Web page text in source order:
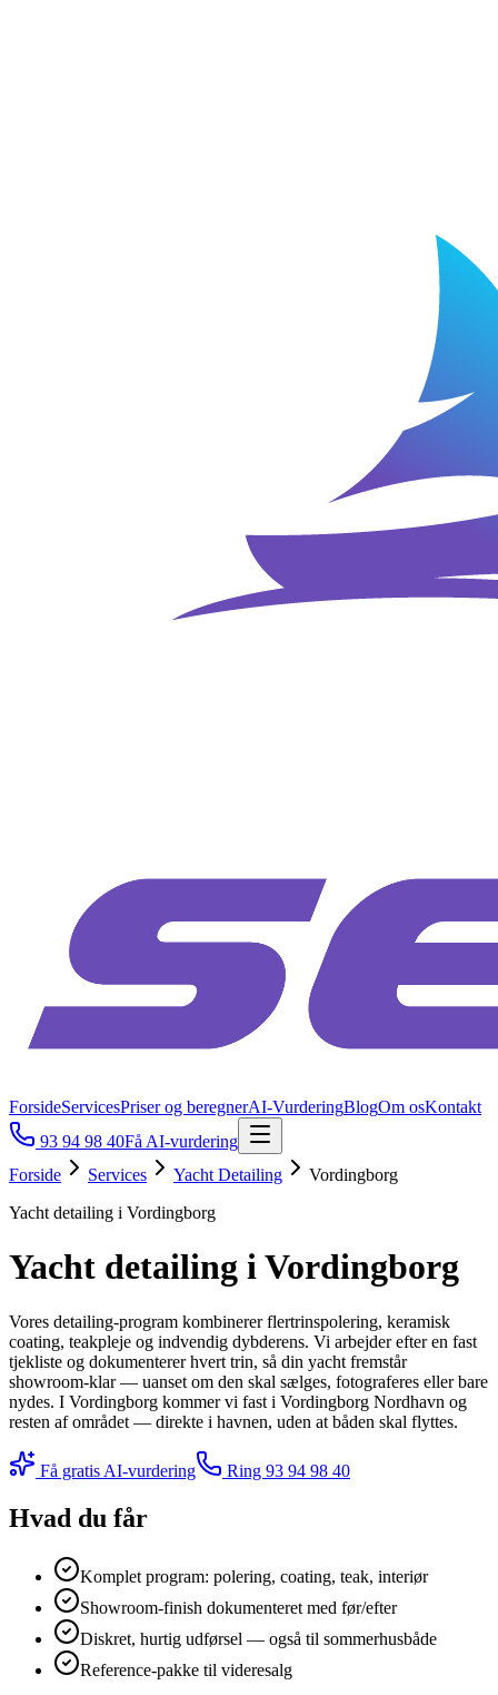
ForsideServicesPriser og beregnerAI-VurderingBlogOm osKontakt
93 94 98 40Få AI-vurdering
Forside
Services Yacht Detailing
Vordingborg
Yacht detailing i Vordingborg
Yacht detailing i Vordingborg
Vores detailing-program kombinerer flertrinspolering, keramisk
coating, teakpleje og indvendig dybderens. Vi arbejder efter en fast
tjekliste og dokumenterer hvert trin, så din yacht fremstår
showroom-klar — uanset om den skal sælges, fotograferes eller bare
nydes. I Vordingborg kommer vi fast i Vordingborg Nordhavn og
resten af området — direkte i havnen, uden at båden skal flyttes.
Få gratis AI-vurdering Ring 93 94 98 40
Hvad du får
Komplet program: polering, coating, teak, interiør
Showroom-finish dokumenteret med før/efter
Diskret, hurtig udførsel — også til sommerhusbåde
Reference-pakke til videresalg